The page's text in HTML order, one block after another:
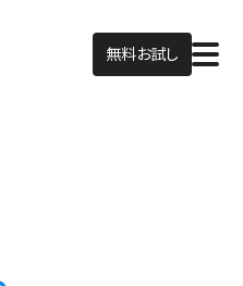
無料お試し